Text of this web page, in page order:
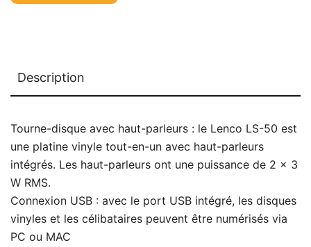
Description
Tourne-disque avec haut-parleurs : le Lenco LS-50 est
une platine vinyle tout-en-un avec haut-parleurs
intégrés. Les haut-parleurs ont une puissance de 2 x 3
W RMS.
Connexion USB : avec le port USB intégré, les disques
vinyles et les célibataires peuvent être numérisés via
PC ou MAC